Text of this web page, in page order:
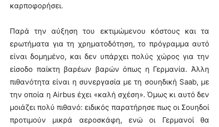
καρποφορήσει.
Παρά την αύξηση του εκτιμώμενου κόστους και τα
ερωτήματα για τη χρηματοδότηση, το πρόγραμμα αυτό
είναι δομημένο, και δεν υπάρχει πολύς χώρος για την
είσοδο παίκτη βαρέων βαρών όπως η Γερμανία. Άλλη
πιθανότητα είναι η συνεργασία με τη σουηδική Saab, με
την οποία η Airbus έχει «καλή σχέση». Όμως κι αυτό δεν
μοιάζει πολύ πιθανό: ειδικός παρατήρησε πως οι Σουηδοί
προτιμούν μικρά αεροσκάφη, ενώ οι Γερμανοί θα